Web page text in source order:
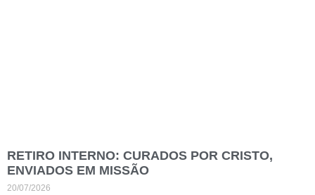
RETIRO INTERNO: CURADOS POR CRISTO,
ENVIADOS EM MISSÃO
20/07/2026